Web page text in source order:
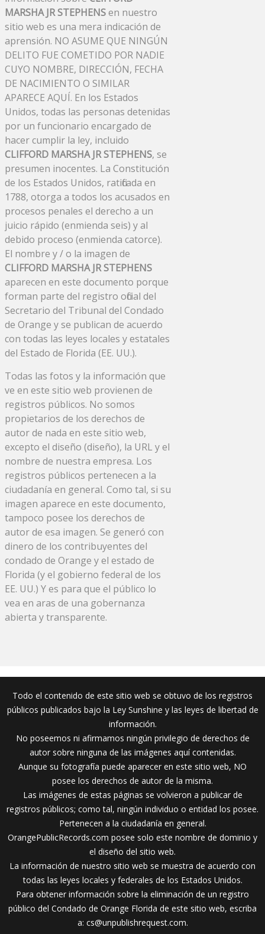
MARSHA JR STEPHENSen nuestro
sitio web es una mera indicación de
aprensión. NO ASUME QUE NINGÚN
DELITO FUE COMETIDO POR NADIE
CUYO NOMBRE, DIRECCIÓN, FECHA
DE NACIMIENTO O SIMILAR
APARECE AQUÍ. En los Estados
Unidos, todas las personas detenidas
por un funcionario encargado de
hacer cumplir la ley, incluido
CLIFFORD MARSHA JR STEPHENS, se
presumen inocentes. La Constitución
de los Estados Unidos, ratificada en
1788, otorga a todos los acusados ​​en
procesos penales el derecho a un
juicio rápido (enmienda seis) y al
debido proceso (enmienda catorce).
El nombre y / o la imagen de
CLIFFORD MARSHA JR STEPHENS
aparecen en este documento porque
forman parte del registro oficial del
Secretario del Tribunal del Condado
de Orange y se publican de acuerdo
con todas las leyes locales y estatales
del Estado de Florida (EE. UU.).
Todas las fotos y la información que
ve en este sitio web provienen de
registros públicos. No somos
propietarios de los derechos de
autor de nada en este sitio web,
excepto el diseño (diseño), la URL y el
nombre de nuestra empresa. Los
registros públicos pertenecen a la
ciudadanía en general. Como tal, si su
imagen aparece en este documento,
tampoco posee los derechos de
autor de esa imagen. Se generó con
dinero de los contribuyentes del
condado de Orange y el estado de
Florida (y el gobierno federal de los
EE. UU.) Y es para que el público lo
vea en aras de una gobernanza
abierta y transparente.
Todo el contenido de este sitio web se obtuvo de los registros
públicos publicados bajo la Ley Sunshine y las leyes de libertad de
información.
No poseemos ni afirmamos ningún privilegio de derechos de
autor sobre ninguna de las imágenes aquí contenidas.
Aunque su fotografía puede aparecer en este sitio web, NO
posee los derechos de autor de la misma.
Las imágenes de estas páginas se volvieron a publicar de
registros públicos; como tal, ningún individuo o entidad los posee.
Pertenecen a la ciudadanía en general.
OrangePublicRecords.com posee solo este nombre de dominio y
el diseño del sitio web.
La información de nuestro sitio web se muestra de acuerdo con
todas las leyes locales y federales de los Estados Unidos.
Para obtener información sobre la eliminación de un registro
público del Condado de Orange Florida de este sitio web, escriba
a: cs@unpublishrequest.com.